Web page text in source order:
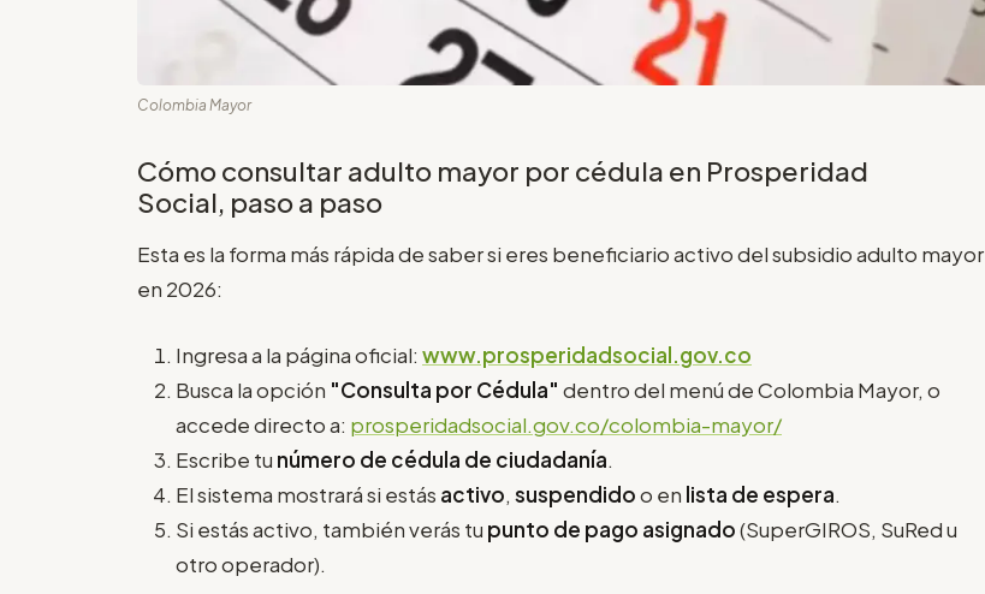
Colombia Mayor
Cómo consultar adulto mayor por cédula en Prosperidad
Social, paso a paso
Esta es la forma más rápida de saber si eres beneficiario activo del subsidio adulto mayor
en 2026:
Ingresa a la página oficial: www.prosperidadsocial.gov.co
Busca la opción "Consulta por Cédula" dentro del menú de Colombia Mayor, o
accede directo a: prosperidadsocial.gov.co/colombia-mayor/
Escribe tu número de cédula de ciudadanía.
El sistema mostrará si estás activo, suspendidoo en lista de espera.
Si estás activo, también verás tu punto de pago asignado(SuperGIROS, SuRed u
otro operador).